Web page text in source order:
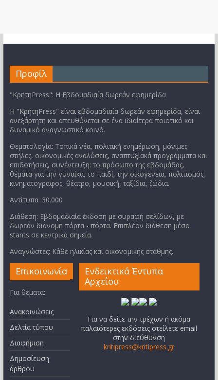
Προφίλ
"ΚρήτηPress": Η Εβδομαδιαία δωρεάν εφημερίδα
Η "ΚρήτηPress" είναι εβδομαδιαία δωρεάν εφημερίδα, είναι
ανεξάρτητη και απευθύνεται σε ένα ιδιαίτερα ποιοτικό και
δυναμικό αναγνωστικό κοινό.
Θεματολογία: Τοπικά νέα, πολιτική ενημέρωση, μόνιμες
στήλες, οικονομικές αναλύσεις, αναπτυξιακά προγράμματα και
επιδοτήσεις, συνέντευξη: το πρόσωπο της εβδομάδας,
θέματα για την γυναίκα, το παιδί, την οικογένεια, πολιτισμός,
κινηματογράφος, θέατρο, μουσική, ταξίδια, ζώδια.
Αντίτυπα: 30.000
Διάθεση: Εβδομαδιαία έκδοση με συραφή σελίδων, με
δωρεάν διανομή πόρτα - πόρτα. Επιπλέον διάθεση μέσο
stants σε κεντρικά σημεία.
Αναγνώστες: Κάθε ηλικίας και οικονομικής στάθμης.
Επικοινωνία
Για θέματα:
Ανακοινώσεις
Δελτία τύπου
Διαφήμιση
Δημοσίευση
άρθρου
Ενδεικτικά Έντυπα
Αρχείου
Για να δείτε την τρέχων ή ακόμα
παλαιότερες εκδόσεις στείλετε email
στην διεύθυνση
kritipress@kritipress.gr